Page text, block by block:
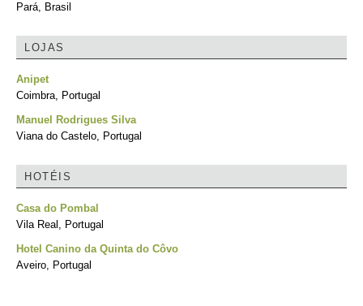
Pará, Brasil
LOJAS
Anipet
Coimbra, Portugal
Manuel Rodrigues Silva
Viana do Castelo, Portugal
HOTÉIS
Casa do Pombal
Vila Real, Portugal
Hotel Canino da Quinta do Côvo
Aveiro, Portugal